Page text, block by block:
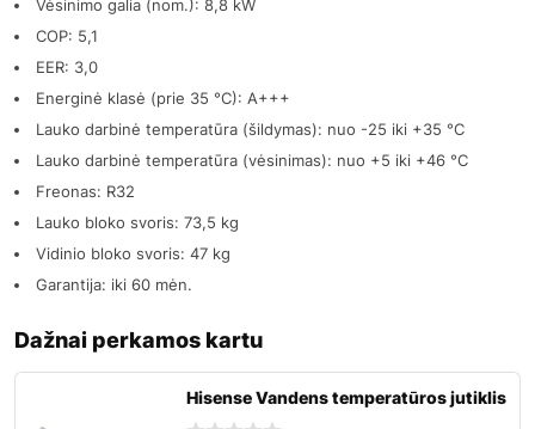
Vėsinimo galia (nom.): 8,8 kW
COP: 5,1
EER: 3,0
Energinė klasė (prie 35 °C): A+++
Lauko darbinė temperatūra (šildymas): nuo -25 iki +35 °C
Lauko darbinė temperatūra (vėsinimas): nuo +5 iki +46 °C
Freonas: R32
Lauko bloko svoris: 73,5 kg
Vidinio bloko svoris: 47 kg
Garantija: iki 60 mėn.
Dažnai perkamos kartu
Hisense Vandens temperatūros jutiklis